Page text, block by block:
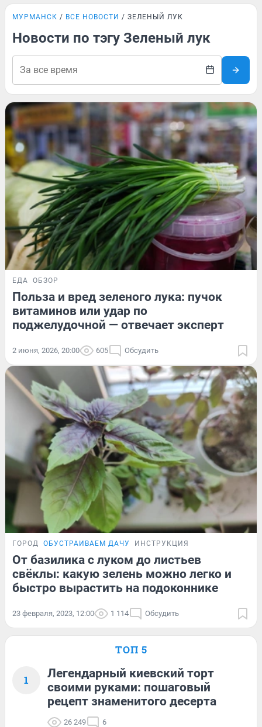
МУРМАНСК ВСЕ НОВОСТИ ЗЕЛЕНЫЙ ЛУК
Новости по тэгу Зеленый лук
ЕДА ОБЗОР
Польза и вред зеленого лука: пучок
витаминов или удар по
поджелудочной — отвечает эксперт
2 июня, 2026, 20:00 605 Обсудить
ГОРОД ОБУСТРАИВАЕМ ДАЧУ ИНСТРУКЦИЯ
От базилика с луком до листьев
свёклы: какую зелень можно легко и
быстро вырастить на подоконнике
23 февраля, 2023, 12:00 1 114 Обсудить
ТОП 5
1
Легендарный киевский торт
своими руками: пошаговый
рецепт знаменитого десерта
26 249 6